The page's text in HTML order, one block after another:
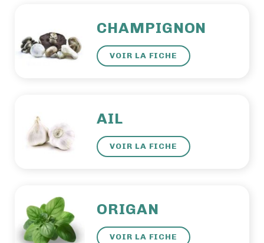
CHAMPIGNON
VOIR LA FICHE
AIL
VOIR LA FICHE
ORIGAN
VOIR LA FICHE